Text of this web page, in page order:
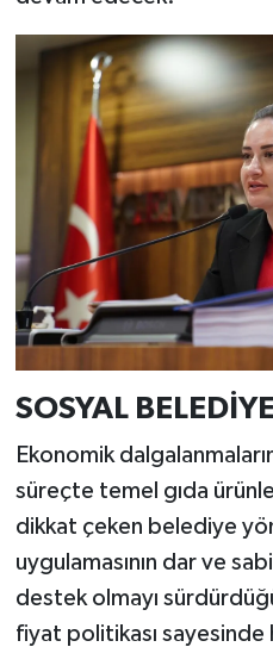
SOSYAL
Ekonomik
süreçte temel gıda
dikkat çeken belediye
uygulamasının dar ve
destek olmayı
fiyat politikası